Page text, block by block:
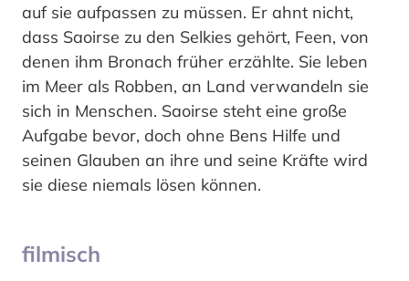
auf sie aufpassen zu müssen. Er ahnt nicht,
dass Saoirse zu den Selkies gehört, Feen, von
denen ihm Bronach früher erzählte. Sie leben
im Meer als Robben, an Land verwandeln sie
sich in Menschen. Saoirse steht eine große
Aufgabe bevor, doch ohne Bens Hilfe und
seinen Glauben an ihre und seine Kräfte wird
sie diese niemals lösen können.
filmisch